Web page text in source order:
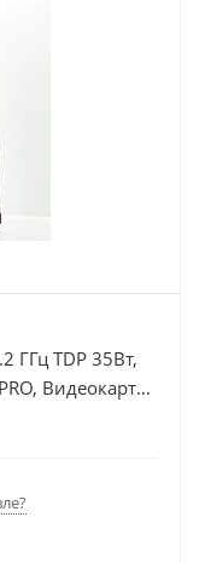
ГГц TDP 35Вт,
Видеокарта
SSD